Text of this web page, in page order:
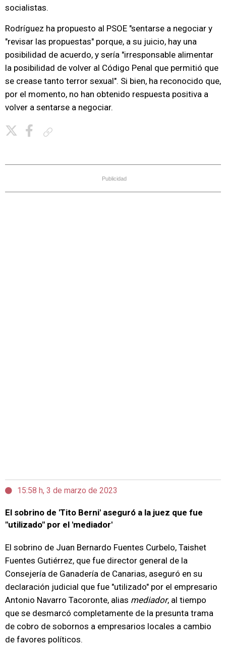
socialistas.
Rodríguez ha propuesto al PSOE "sentarse a negociar y
"revisar las propuestas" porque, a su juicio, hay una
posibilidad de acuerdo, y sería "irresponsable alimentar
la posibilidad de volver al Código Penal que permitió que
se crease tanto terror sexual". Si bien, ha reconocido que,
por el momento, no han obtenido respuesta positiva a
volver a sentarse a negociar.
Publicidad
15:58 h, 3 de marzo de 2023
El sobrino de 'Tito Berni' aseguró a la juez que fue
"utilizado" por el 'mediador'
El sobrino de Juan Bernardo Fuentes Curbelo, Taishet
Fuentes Gutiérrez, que fue director general de la
Consejería de Ganadería de Canarias, aseguró en su
declaración judicial que fue "utilizado" por el empresario
Antonio Navarro Tacoronte, alias mediador, al tiempo
que se desmarcó completamente de la presunta trama
de cobro de sobornos a empresarios locales a cambio
de favores políticos.